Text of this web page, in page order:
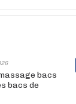
bacs
bacs de